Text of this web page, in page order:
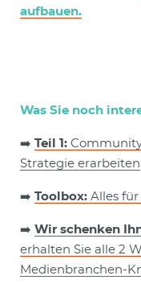
aufbauen.
Was Sie noch
➡️ Teil 1:
Strategie erarbeiten
➡️ Toolbox: Alles
➡️ Wir schenken
erhalten Sie alle 2
Medienbranchen-